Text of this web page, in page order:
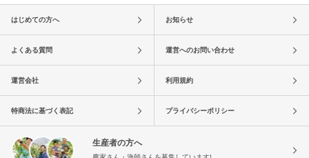
はじめての方へ お知らせ
よくある質問 運営へのお問い合わせ
運営会社 利用規約
特商法に基づく表記 プライバシーポリシー
生産者の方へ